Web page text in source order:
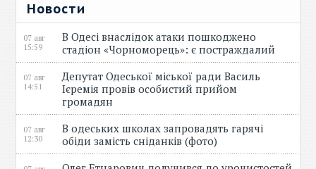
Новости
07 авг
15:59
В Одесі внаслідок атаки пошкоджено
стадіон «Чорноморець»: є постраждалий
07 авг
14:51
Депутат Одеської міської ради Василь
Ієремія провів особистий прийом
громадян
07 авг
12:30
В одеських школах запровадять гарячі
обіди замість сніданків (фото)